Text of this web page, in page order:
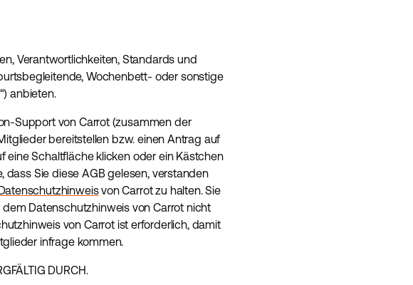
Verantwortlichkeiten, Standards und
Wochenbett- oder sonstige
anbieten.
Support von Carrot (zusammen der
bereitstellen bzw. einen Antrag auf
Schaltfläche klicken oder ein Kästchen
dass Sie diese AGB gelesen, verstanden
von Carrot zu halten. Sie
Datenschutzhinweis von Carrot nicht
von Carrot ist erforderlich, damit
infrage kommen.
DURCH.